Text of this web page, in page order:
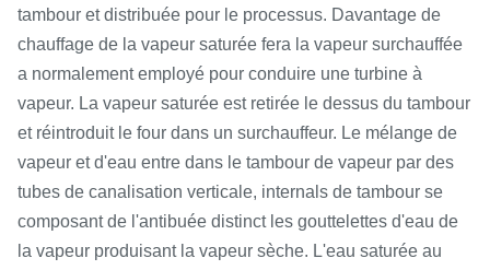
tambour et distribuée pour le processus. Davantage de
chauffage de la vapeur saturée fera la vapeur surchauffée
a normalement employé pour conduire une turbine à
vapeur. La vapeur saturée est retirée le dessus du tambour
et réintroduit le four dans un surchauffeur. Le mélange de
vapeur et d'eau entre dans le tambour de vapeur par des
tubes de canalisation verticale, internals de tambour se
composant de l'antibuée distinct les gouttelettes d'eau de
la vapeur produisant la vapeur sèche. L'eau saturée au